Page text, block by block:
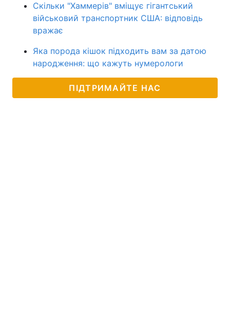
Скільки "Хаммерів" вміщує гігантський
військовий транспортник США: відповідь
вражає
Яка порода кішок підходить вам за датою
народження: що кажуть нумерологи
ПІДТРИМАЙТЕ НАС